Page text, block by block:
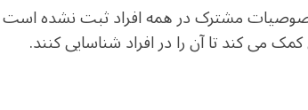
مشترک در همه افراد ثبت نشده است
می کند تا آن را در افراد شناسایی کنند.